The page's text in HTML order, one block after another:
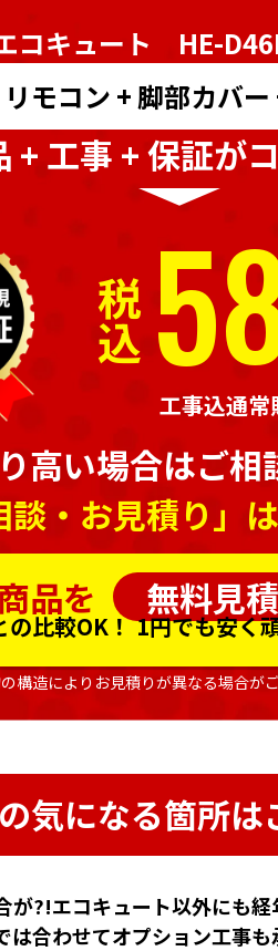
コキュート HE-
モコン + 脚部カバ
+ 工事 + 保証が
税込
工事込通
高い場合はご相
談・お見積り」
品を
無料見
の比較OK！1円でも安く
造によりお見積りが異なる場合がご
気になる箇所は
?!エコキュート以外にも
合わせてオプション工事